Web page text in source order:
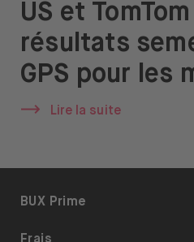
À propos de
Emplois
Presse
FR
US et
résultats
GPS pour les
Lire la suite
BUX Prime
Frais